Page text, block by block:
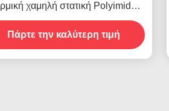
χαμηλή στατική Polyimide
ταινία ταινιών ESD
Πάρτε την καλύτερη τιμή